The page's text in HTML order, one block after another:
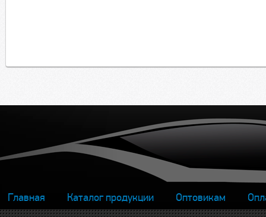
Главная Каталог продукции Оптовикам